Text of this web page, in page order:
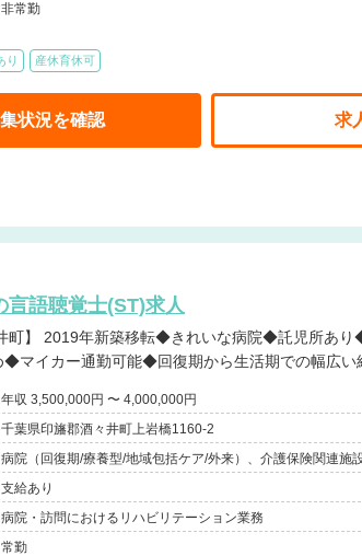
非常勤
り 産休育休可
状況を確認 求
言語聴覚士(ST)求人
り◆最寄り駅から
マイカー通勤可能◆回復期から生活期での幅広い
年収 3,500,000円 〜 4,000,000円
千葉県印旛郡酒々井町上岩橋1160-2
病院（回復期/療養型/地域包括ケア/外来）、介護保険関連施
支給あり
病院・訪問におけるリハビリテーション業務
常勤